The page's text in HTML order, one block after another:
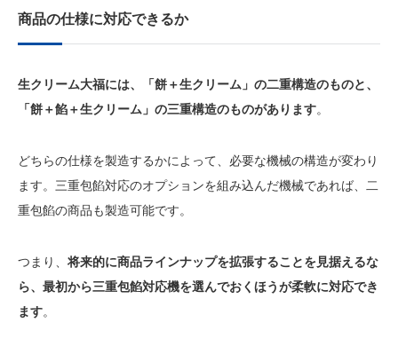
商品の仕様に対応できるか
生クリーム大福には、「餅＋生クリーム」の二重構造のものと、
「餅＋餡＋生クリーム」の三重構造のものがあります。
どちらの仕様を製造するかによって、必要な機械の構造が変わり
ます。三重包餡対応のオプションを組み込んだ機械であれば、二
重包餡の商品も製造可能です。
つまり、 将来的に商品ラインナップを拡張することを見据えるな
ら、最初から三重包餡対応機を選んでおくほうが柔軟に対応でき
ます。